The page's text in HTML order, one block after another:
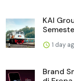
KAI
1 day
Brand